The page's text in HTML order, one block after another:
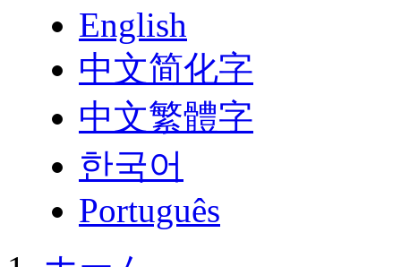
English
中文简化字
中文繁體字
한국어
Português